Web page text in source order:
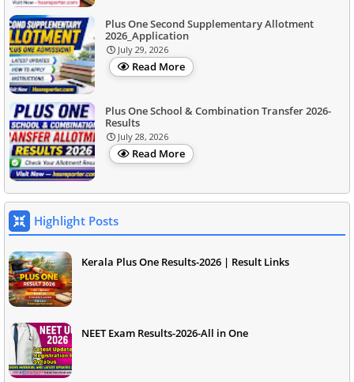
Plus One Second Supplementary Allotment
2026_Application
July 29, 2026
Read More
Plus One School & Combination Transfer 2026-
Results
July 28, 2026
Read More
Highlight Posts
Kerala Plus One Results-2026 | Result Links
NEET Exam Results-2026-All in One